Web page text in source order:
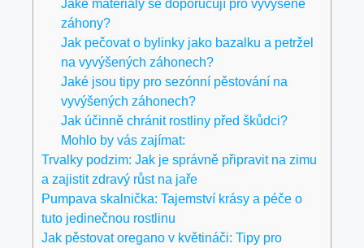
Jaké materiály se doporučují pro vyvýšené
záhony?
Jak pečovat o bylinky jako bazalku a petržel
na vyvýšených záhonech?
Jaké jsou tipy pro sezónní pěstování na
vyvýšených záhonech?
Jak účinně chránit rostliny před škůdci?
Mohlo by vás zajímat:
Trvalky podzim: Jak je správně připravit na zimu
a zajistit zdravý růst na jaře
Pumpava skalnička: Tajemství krásy a péče o
tuto jedinečnou rostlinu
Jak pěstovat oregano v květináči: Tipy pro